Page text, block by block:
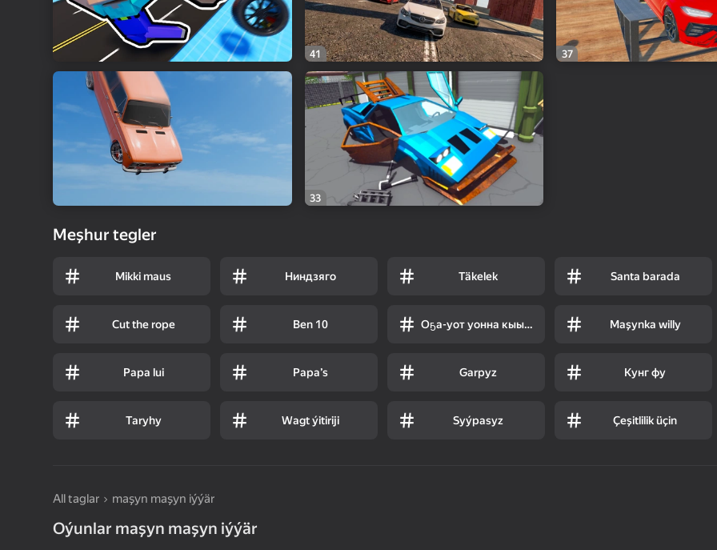
41 37
33
Meşhur tegler
Mikki maus Ниндзяго Täkelek Santa barada
Cut the rope Ben 10 Оҕа-уот уонна кыыс-уу Maşynka willy
Papa lui Papa’s Garpyz Кунг фу
Taryhy Wagt ýitiriji Syýpasyz Çeşitlilik üçin
All taglar maşyn maşyn iýýär
Oýunlar maşyn maşyn iýýär